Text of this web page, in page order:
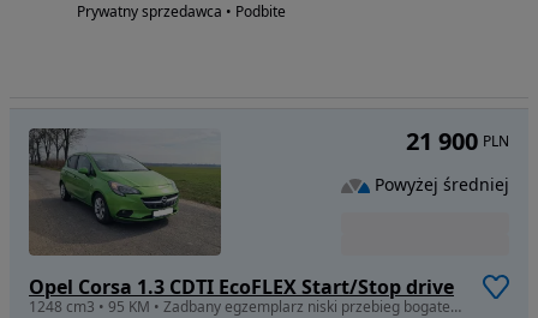
Prywatny sprzedawca • Podbite
Opel Corsa 1.3 CDTI EcoFLEX Start/Stop drive
1248 cm3 • 95 KM • Zadbany egzemplarz niski przebieg bogate wyposażenie
21 900 PLN
Powyżej średniej